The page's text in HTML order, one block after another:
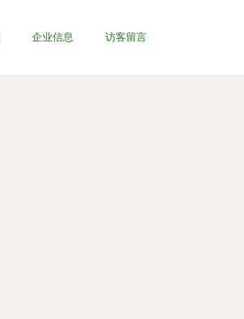
企业信息 访客留言